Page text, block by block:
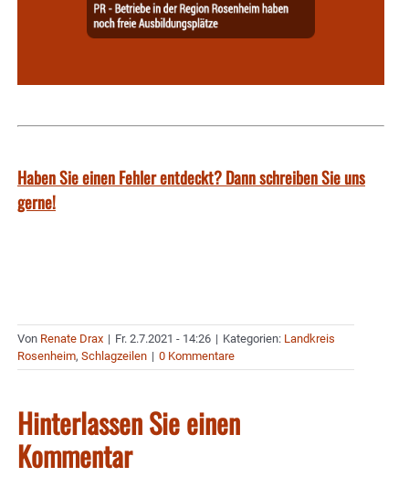
Haben Sie einen Fehler entdeckt? Dann schreiben Sie uns
gerne!
Von Renate Drax | Fr. 2.7.2021 - 14:26 | Kategorien: Landkreis
Rosenheim, Schlagzeilen | 0 Kommentare
Hinterlassen Sie einen
Kommentar